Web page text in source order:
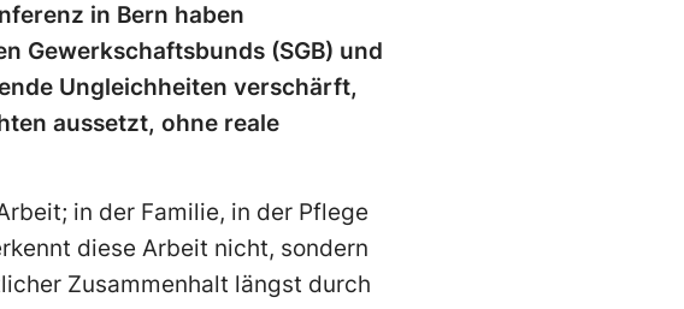
in Bern haben
Gewerkschaftsbunds (SGB) und
Ungleichheiten verschärft,
aussetzt, ohne reale
in der Familie, in der Pflege
diese Arbeit nicht, sondern
Zusammenhalt längst durch